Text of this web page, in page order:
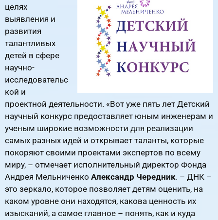
целях
выявления и
развития
талантливых
детей в сфере
научно-
исследовательс
кой и
проектной деятельности. «Вот уже пять лет Детский
научный конкурс предоставляет юным инженерам и
ученым широкие возможности для реализации
самых разных идей и открывает таланты, которые
покоряют своими проектами экспертов по всему
миру, – отмечает исполнительный директор Фонда
Андрея Мельниченко Александр Чередник. – ДНК –
это зеркало, которое позволяет детям оценить, на
каком уровне они находятся, какова ценность их
изысканий, а самое главное – понять, как и куда